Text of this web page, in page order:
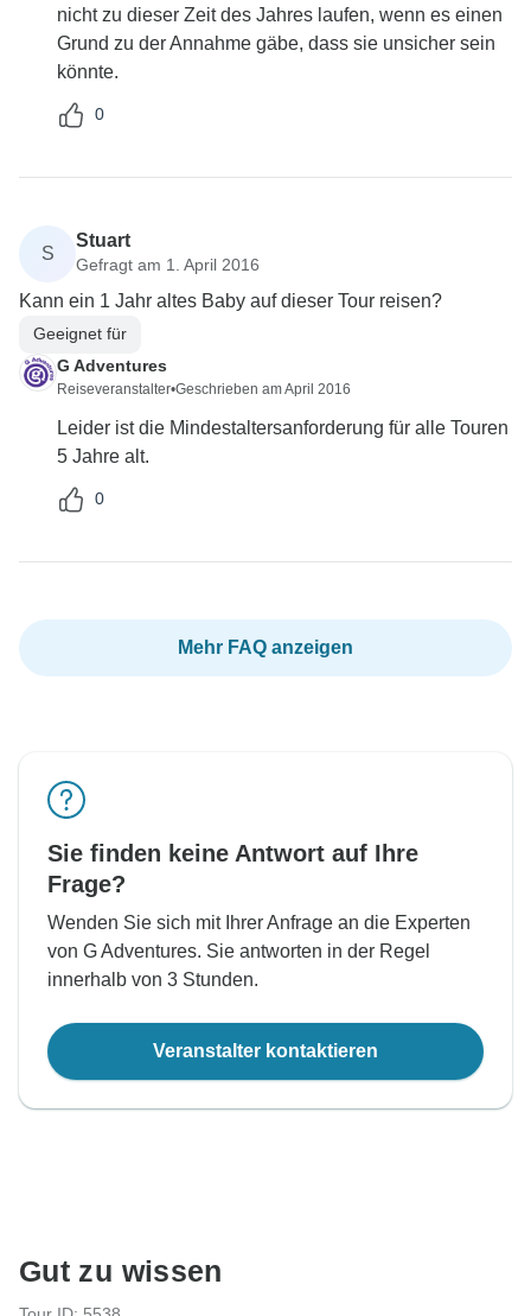
nicht zu dieser Zeit des Jahres laufen, wenn es einen
Grund zu der Annahme gäbe, dass sie unsicher sein
könnte.
0
S
Stuart
Gefragt am 1. April 2016
Kann ein 1 Jahr altes Baby auf dieser Tour reisen?
Geeignet für
G Adventures
Reiseveranstalter•Geschrieben am April 2016
Leider ist die Mindestaltersanforderung für alle Touren
5 Jahre alt.
0
Mehr FAQ anzeigen
Sie finden keine Antwort auf Ihre
Frage?
Wenden Sie sich mit Ihrer Anfrage an die Experten
von G Adventures. Sie antworten in der Regel
innerhalb von 3 Stunden.
Veranstalter kontaktieren
Gut zu wissen